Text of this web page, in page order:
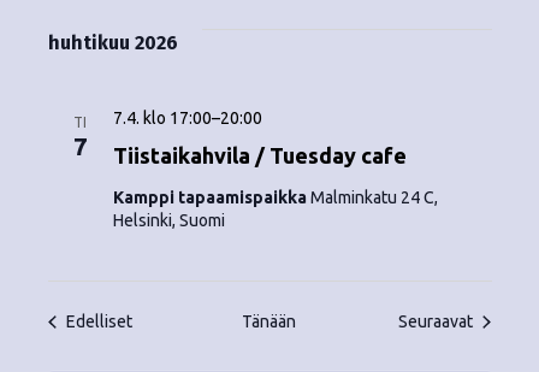
huhtikuu 2026
TI
7 Tiistaikahvila / Tuesday cafe
7.4. klo 17:00–20:00
Kamppi tapaamispaikkaMalminkatu 24 C,
Helsinki, Suomi
EdellisetTapahtumat Tänään Seuraavat